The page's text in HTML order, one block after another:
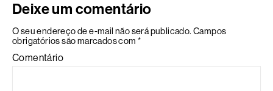
Deixe um comentário
O seu endereço de e-mail não será publicado. Campos
obrigatórios são marcados com *
Comentário